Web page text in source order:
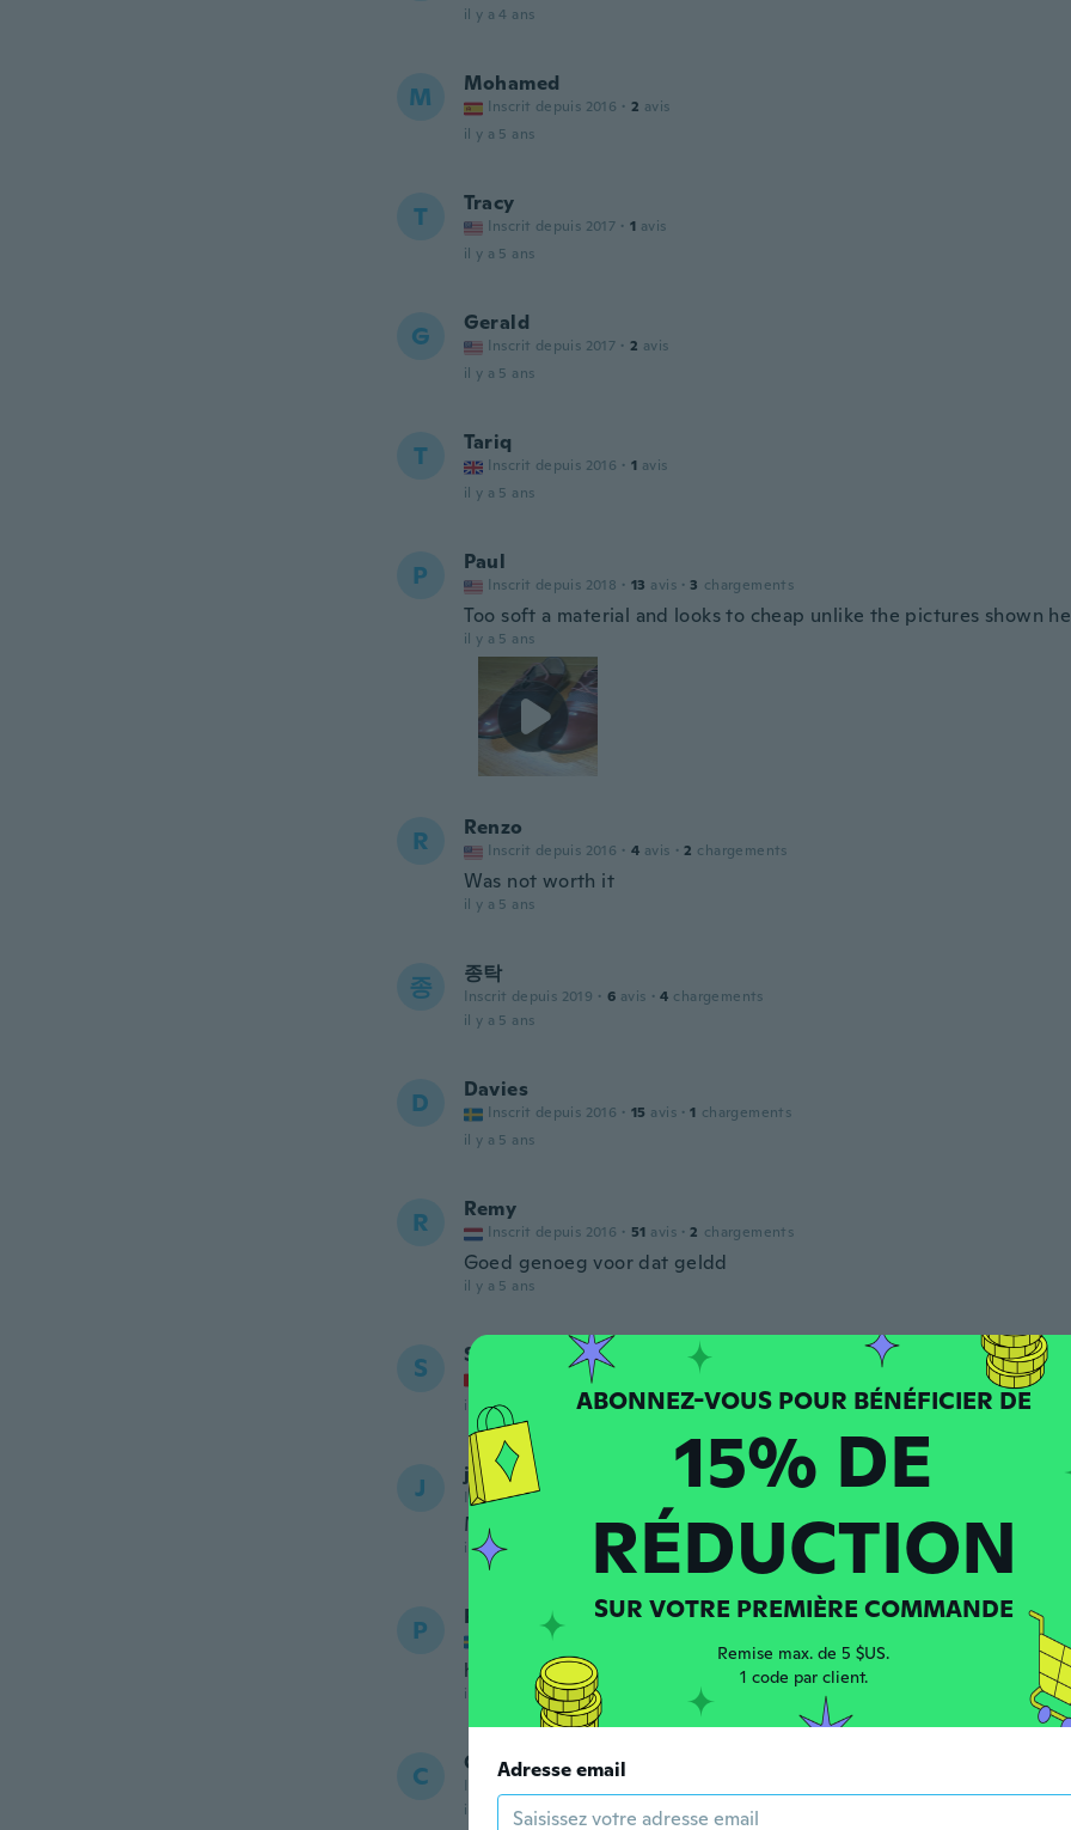
il y a 4 ans
M Mohamed
Inscrit depuis 2016 · 2 avis
il y a 5 ans
T Tracy
Inscrit depuis 2017 · 1 avis
il y a 5 ans
G Gerald
Inscrit depuis 2017 · 2 avis
il y a 5 ans
T Tariq
Inscrit depuis 2016 · 1 avis
il y a 5 ans
P Paul
Inscrit depuis 2018 · 13 avis · 3 chargements
Too soft a material and looks to cheap unlike the pictures shown
il y a 5 ans
R Renzo
Inscrit depuis 2016 · 4 avis · 2 chargements
Was not worth it
il y a 5 ans
종 종탁
Inscrit depuis 2019 · 6 avis · 4 chargements
il y a 5 ans
D Davies
Inscrit depuis 2016 · 15 avis · 1 chargements
il y a 5 ans
R Remy
Inscrit depuis 2016 · 51 avis · 2 chargements
Goed genoeg voor dat geldd
il y a 5 ans
S Stephane
Inscrit depuis 2015
il y a 5 ans
J joe
Inscrit depuis 2017
Muito bom, qualidade acima da média, recomendo sem exitar
il y a 5 ans
P Pekka
Inscrit depuis 2018
hyvän tuntuiset kengät kävelyyn ja t..--.-
il y a 5 ans
C Cameron
Inscrit depuis 2017
il y a 5 ans
15% DE
RÉDUCTION
SUR VOTRE PREMIÈRE COMMANDE
Remise max. de 5 $US.
1 code par client.
Adresse email